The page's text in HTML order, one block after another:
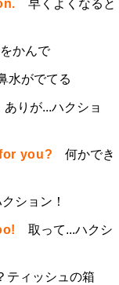
早くよくなると
かんで
水がでてる
ありが...ハクショ
you? 何かでき
ション！
取って...ハクシ
ティッシュの箱